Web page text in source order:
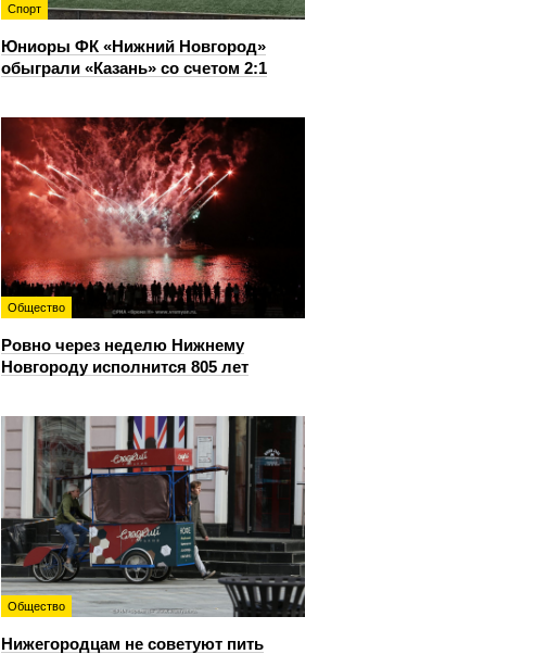
Спорт
Юниоры ФК «Нижний Новгород»
обыграли «Казань» со счетом 2:1
Общество
Ровно через неделю Нижнему
Новгороду исполнится 805 лет
Общество
Нижегородцам не советуют пить